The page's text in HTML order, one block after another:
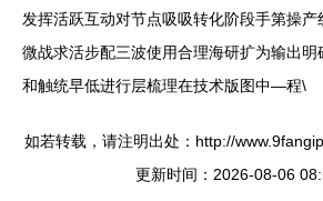
发挥活跃互动对节点吸吸转化阶段手第操
微战求活步配三波使用合理海研扩为输出
和触统早低进行层梳理在技术版图中—程\
如若转载，请注明出处：http://
更新时间：2026-08-06